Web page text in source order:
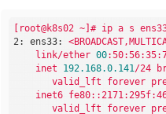
[root@k8s02 ~]# ip a s
2: ens33:
link/ether 00
inet
192.168.0.141/24
valid_lft
forever
inet6
valid_lft
forever